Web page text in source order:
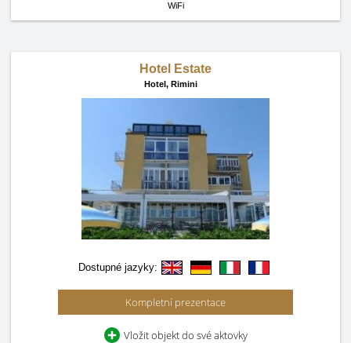
WiFi
Hotel Estate
Hotel, Rimini
Dostupné jazyky:
Kompletní prezentace
Vložit objekt do své aktovky